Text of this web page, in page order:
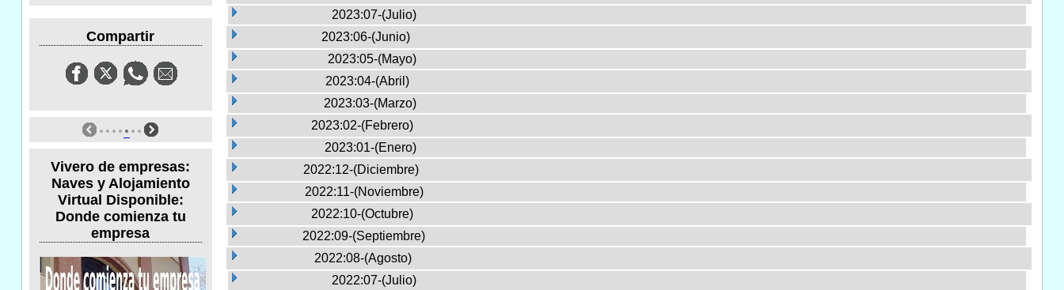
Compartir
Vivero de empresas:
Naves y Alojamiento
Virtual Disponible:
Donde comienza tu
empresa
2023:07-(Julio)
2023:06-(Junio)
2023:05-(Mayo)
2023:04-(Abril)
2023:03-(Marzo)
2023:02-(Febrero)
2023:01-(Enero)
2022:12-(Diciembre)
2022:11-(Noviembre)
2022:10-(Octubre)
2022:09-(Septiembre)
2022:08-(Agosto)
2022:07-(Julio)